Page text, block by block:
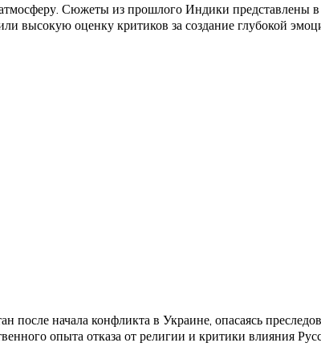
Сюжеты из прошлого Индики
высокую оценку критиков за создание глубокой
после начала конфликта в Украине, опасаясь
опыта отказа от религии и критики влияния